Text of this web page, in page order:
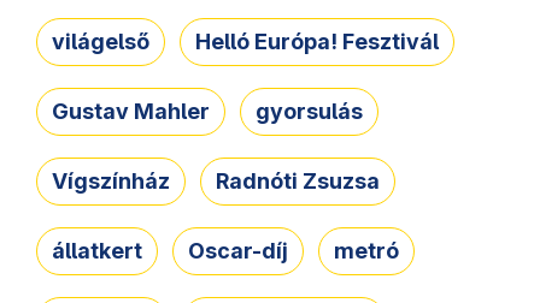
világelső Helló Európa! Fesztivál
Gustav Mahler gyorsulás
Vígszínház Radnóti Zsuzsa
állatkert Oscar-díj metró